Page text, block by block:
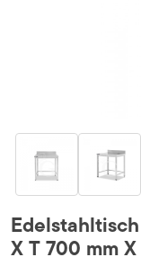
X T 700 mm